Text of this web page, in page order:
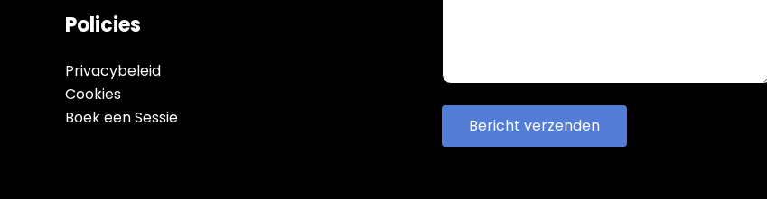
Policies
Privacybeleid
Cookies
Boek een Sessie